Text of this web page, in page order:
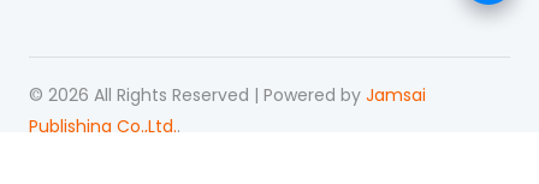
© 2026 All Rights Reserved | Powered by Jamsai
Publishing Co.,Ltd..